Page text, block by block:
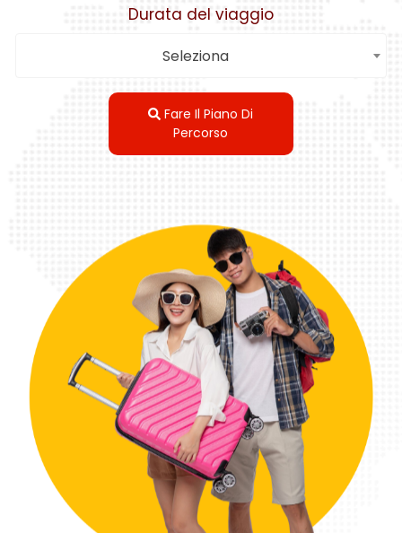
Durata del viaggio
Seleziona
Fare Il Piano Di
Percorso